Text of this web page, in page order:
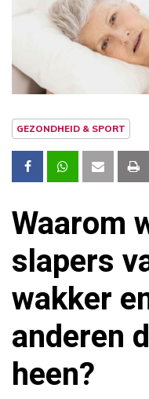
GEZONDHEID & SPORT
Waarom
slapers
wakker
anderen
heen?